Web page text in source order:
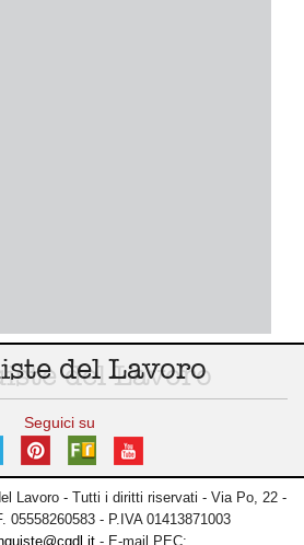
del Lavoro
Seguici su
Lavoro - Tutti i diritti riservati - Via Po, 22 -
05558260583 - P.IVA 01413871003
- E-mail PEC: